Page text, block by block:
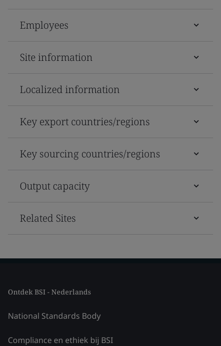
Employees
Site information
Localized information
Key export countries/regions
Key sourcing countries/regions
Output capacity
Related Sites
Ontdek BSI - Nederlands
National Standards Body
Compliance en ethiek bij BSI